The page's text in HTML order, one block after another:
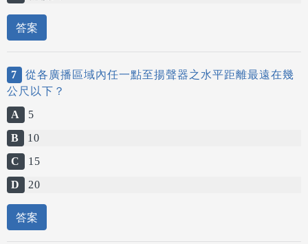
答案
7
從各廣播區域內任一點至揚聲器之水平距離最遠在幾
公尺以下？
A
5
B
10
C
15
D
20
答案